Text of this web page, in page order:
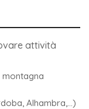
attività
montagna
Alhambra,…)